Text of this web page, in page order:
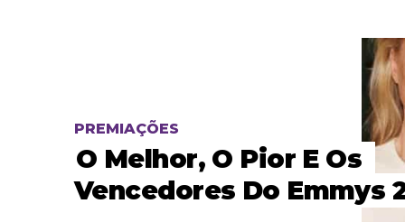
PREMIAÇÕES
O Melhor, O Pior E Os
Vencedores Do Emmys